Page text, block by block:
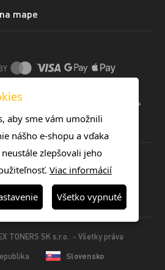
mape
TONERS SK s.r.o. - Všetky práva
Slovensko
aby sme vám umožnili
nášho e-shopu a vďaka
zlepšovali jeho
Viac informácií
Všetko vypnuté